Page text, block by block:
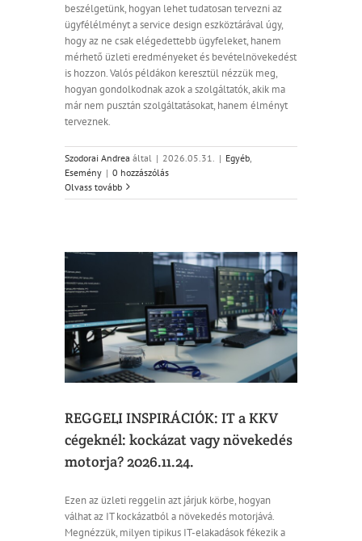
beszélgetünk, hogyan lehet tudatosan tervezni az
ügyfélélményt a service design eszköztárával úgy,
hogy az ne csak elégedettebb ügyfeleket, hanem
mérhető üzleti eredményeket és bevételnövekedést
is hozzon. Valós példákon keresztül nézzük meg,
hogyan gondolkodnak azok a szolgáltatók, akik ma
már nem pusztán szolgáltatásokat, hanem élményt
terveznek.
Szodorai Andrea által | 2026.05.31. | Egyéb
Esemény | 0 hozzászólás
Olvass tovább
REGGELI INSPIRÁCIÓK: IT a KKV
cégeknél: kockázat vagy növekedés
motorja? 2026.11.24.
Ezen az üzleti reggelin azt járjuk körbe, hogyan
válhat az IT kockázatból a növekedés motorjává.
Megnézzük, milyen tipikus IT-elakadások fékezik a